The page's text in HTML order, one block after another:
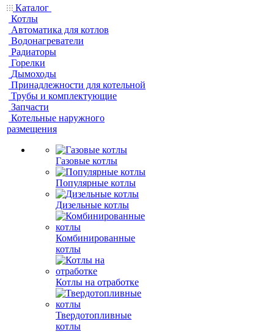
Каталог
Котлы
Автоматика для котлов
Водонагреватели
Радиаторы
Горелки
Дымоходы
Принадлежности для котельной
Трубы и комплектующие
Запчасти
Котельные наружного
размещения
Газовые котлы
Популярные котлы
Дизельные котлы
Комбинированные
котлы
Котлы на отработке
Твердотопливные
котлы